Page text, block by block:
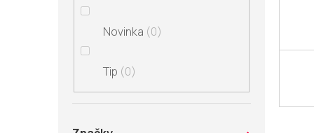
Novinka 0
Tip 0